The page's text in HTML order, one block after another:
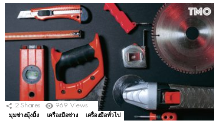
2 Shares 969 Views
มุมช่างมุ้งมิ้ง
เครื่องมือช่าง เครื่องมือทั่วไป